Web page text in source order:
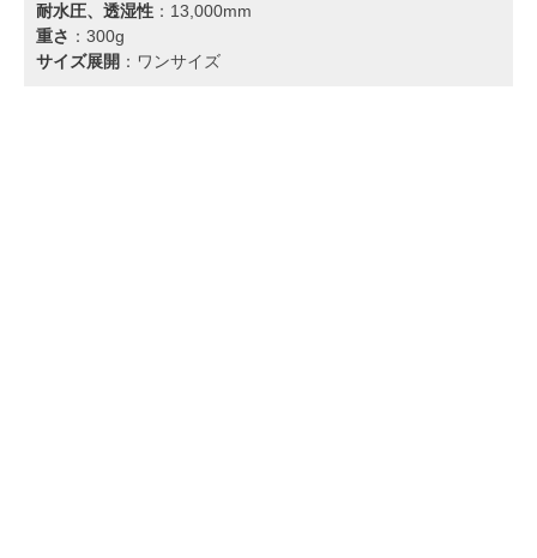
耐水圧、透湿性 ：13,000mm
重さ ：300g
サイズ展開 ：ワンサイズ